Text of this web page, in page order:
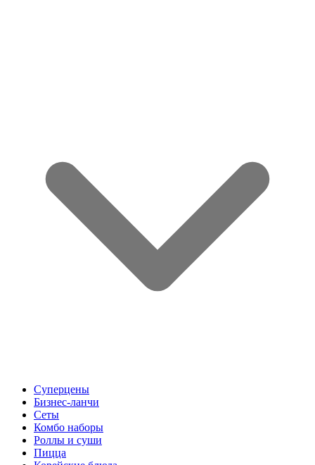
Суперцены
Бизнес-ланчи
Сеты
Комбо наборы
Роллы и суши
Пицца